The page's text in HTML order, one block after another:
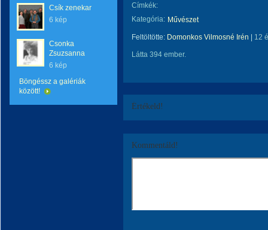
Csík zenekar
6 kép
Csonka
Zsuzsanna
6 kép
Böngéssz a galériák
között!
Címkék:
Kategória: Művészet
Feltöltötte: Domonkos Vilmosné Irén 12
Látta 394 ember.
Értékeld!
Kommentáld!